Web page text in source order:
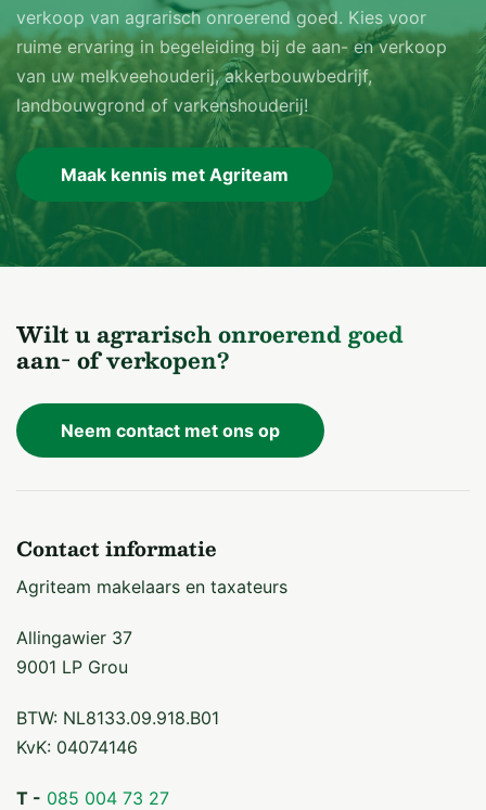
verkoop van agrarisch onroerend goed. Kies voor
ruime ervaring in begeleiding bij de aan- en verkoop
van uw melkveehouderij, akkerbouwbedrijf,
landbouwgrond of varkenshouderij!
Maak kennis met Agriteam
Wilt u agrarisch onroerend goed
aan- of verkopen?
Neem contact met ons op
Contact informatie
Agriteam makelaars en taxateurs
Allingawier 37
9001 LP Grou
BTW: NL8133.09.918.B01
KvK: 04074146
T - 085 004 73 27